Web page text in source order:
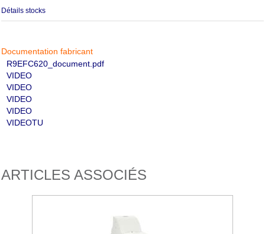
Détails stocks
Documentation fabricant
R9EFC620_document.pdf
VIDEO
VIDEO
VIDEO
VIDEO
VIDEOTU
ARTICLES ASSOCIÉS